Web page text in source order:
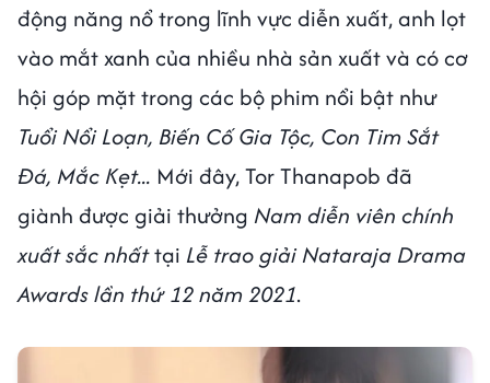
động năng nổ trong lĩnh vực diễn xuất, anh lọt
vào mắt xanh của nhiều nhà sản xuất và có cơ
hội góp mặt trong các bộ phim nổi bật như
Tuổi Nổi Loạn, Biến Cố Gia Tộc, Con Tim Sắt
Đá, Mắc Kẹt... Mới đây, Tor Thanapob đã
giành được giải thưởng Nam diễn viên chính
xuất sắc nhấttại Lễ trao giải Nataraja Drama
Awards lần thứ 12 năm 2021.